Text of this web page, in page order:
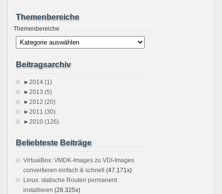
Themenbereiche
Themenbereiche
Beitragsarchiv
► 2014 (1)
► 2013 (5)
► 2012 (20)
► 2011 (30)
► 2010 (126)
Beliebteste Beiträge
VirtualBox: VMDK-Images zu VDI-Images
convertieren einfach & schnell (47.171x)
Linux: statische Routen permanent
installieren (26.325x)